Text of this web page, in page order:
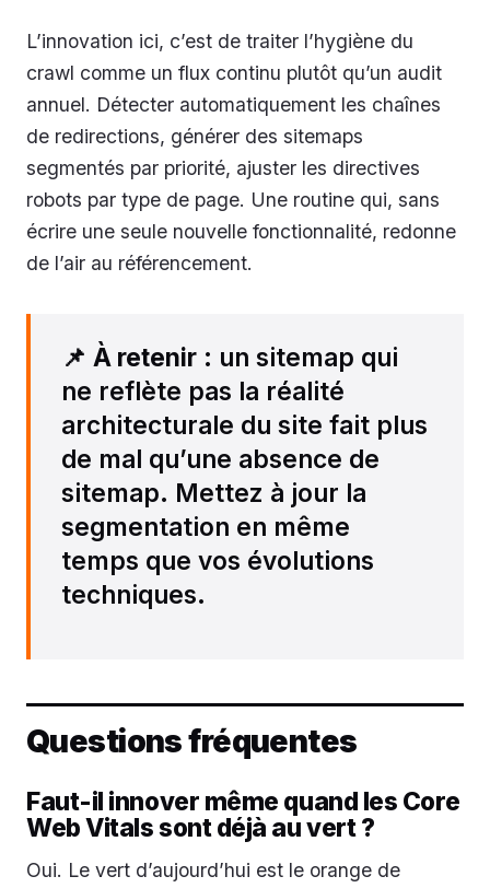
L’innovation ici, c’est de traiter l’hygiène du
crawl comme un flux continu plutôt qu’un audit
annuel. Détecter automatiquement les chaînes
de redirections, générer des sitemaps
segmentés par priorité, ajuster les directives
robots par type de page. Une routine qui, sans
écrire une seule nouvelle fonctionnalité, redonne
de l’air au référencement.
📌 À retenir : un sitemap qui
ne reflète pas la réalité
architecturale du site fait plus
de mal qu’une absence de
sitemap. Mettez à jour la
segmentation en même
temps que vos évolutions
techniques.
Questions fréquentes
Faut-il innover même quand les Core
Web Vitals sont déjà au vert ?
Oui. Le vert d’aujourd’hui est le orange de